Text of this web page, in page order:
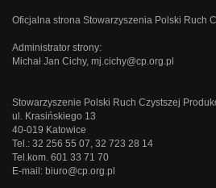
Oficjalna strona Stowarzyszenia Polski Ruch
Administrator strony:
Michał Jan Cichy, mj.cichy@cp.org.pl
Stowarzyszenie Polski Ruch Czystszej
ul. Krasińskiego 13
40-019 Katowice
Tel.: 32 256 55 07, 32 723 28 14
Tel.kom. 601 33 71 70
E-mail: biuro@cp.org.pl